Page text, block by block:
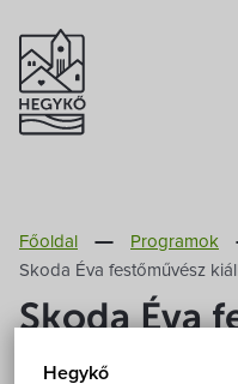
Hegykő
Megközelítés
Fontos
Szabadidő
Főoldal Programok
Skoda Éva festőművész
Skoda Éva
kiállítása –